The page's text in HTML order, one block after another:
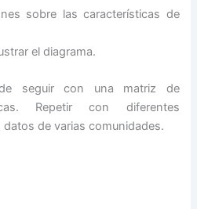
sobre las características de
el diagrama.
seguir con una matriz de
Repetir con diferentes
datos de varias comunidades.